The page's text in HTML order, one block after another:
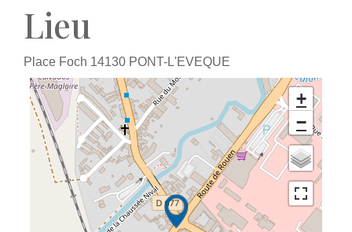
Lieu
Place Foch 14130 PONT-L'EVEQUE
+
−